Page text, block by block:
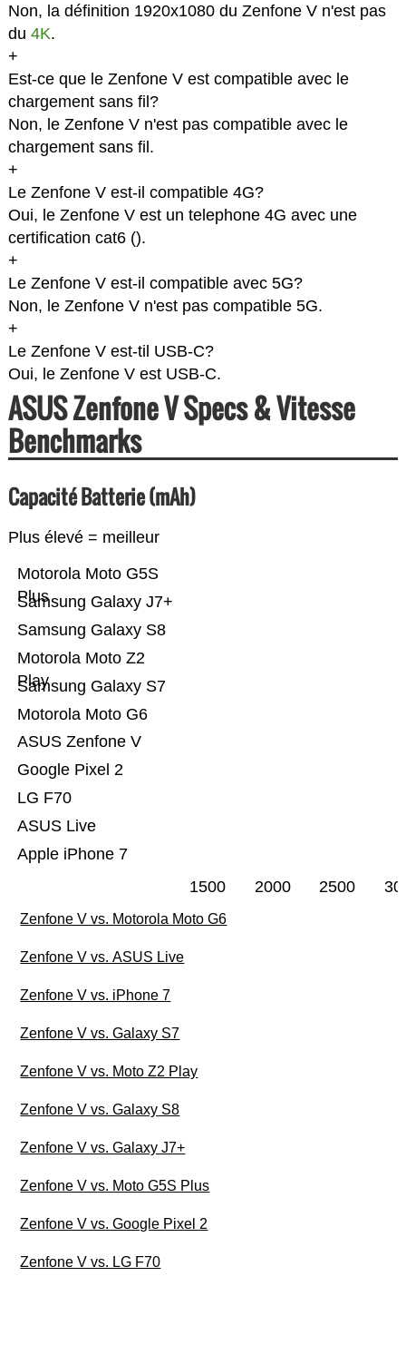
Non, la définition 1920x1080 du Zenfone V n'est pas
du 4K.
+
Est-ce que le Zenfone V est compatible avec le
chargement sans fil?
Non, le Zenfone V n'est pas compatible avec le
chargement sans fil.
+
Le Zenfone V est-il compatible 4G?
Oui, le Zenfone V est un telephone 4G avec une
certification cat6 ().
+
Le Zenfone V est-il compatible avec 5G?
Non, le Zenfone V n'est pas compatible 5G.
+
Le Zenfone V est-til USB-C?
Oui, le Zenfone V est USB-C.
ASUS Zenfone V Specs & Vitesse
Benchmarks
Capacité Batterie (mAh)
Plus élevé = meilleur
Apple iPhone 7
ASUS Live
LG F70
Google Pixel 2
ASUS Zenfone V
Motorola Moto G6
Samsung Galaxy S7
Motorola Moto Z2
Play
Samsung Galaxy S8
Samsung Galaxy J7+
Motorola Moto G5S
Plus
1500 2000 2500
Zenfone V vs. Motorola Moto G6
Zenfone V vs. ASUS Live
Zenfone V vs. iPhone 7
Zenfone V vs. Galaxy S7
Zenfone V vs. Moto Z2 Play
Zenfone V vs. Galaxy S8
Zenfone V vs. Galaxy J7+
Zenfone V vs. Moto G5S Plus
Zenfone V vs. Google Pixel 2
Zenfone V vs. LG F70